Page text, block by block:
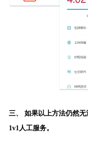
三、 如果以上方法仍然
1v1人工服务。